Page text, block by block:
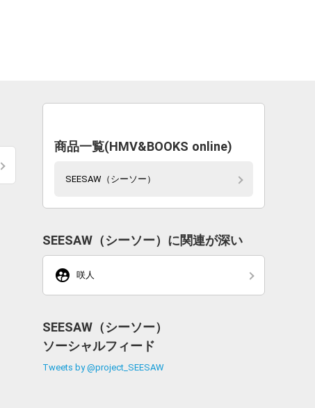
商品一覧(HMV&BOOKS online)
SEESAW（シーソー）
SEESAW（シーソー）に関連が深い
supervised_user_circle 咲人
SEESAW（シーソー）
ソーシャルフィード
Tweets by @project_SEESAW